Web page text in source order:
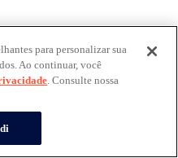
para personalizar sua
Ao continuar, você
. Consulte nossa